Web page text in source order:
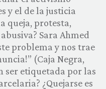
y el de la justicia
queja, protesta,
Sara Ahmed
problema y nos trae
(Caja Negra,
ser etiquetada por las
¿Quejarse es